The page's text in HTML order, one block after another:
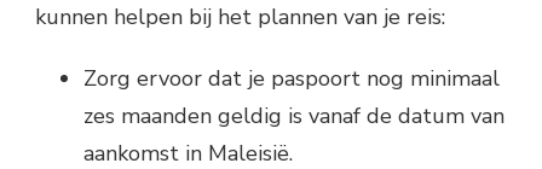
kunnen helpen bij het plannen van je reis:
Zorg ervoor dat je paspoort nog minimaal
zes maanden geldig is vanaf de datum van
aankomst in Maleisië.